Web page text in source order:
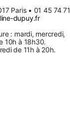
de Céline, j’adore.
pour se sentir et être
! Elle voit toujours juste
Paris • 01 45 74 71
dupuy.fr
: mardi, mercredi,
10h à 18h30.
de 11h à 20h.